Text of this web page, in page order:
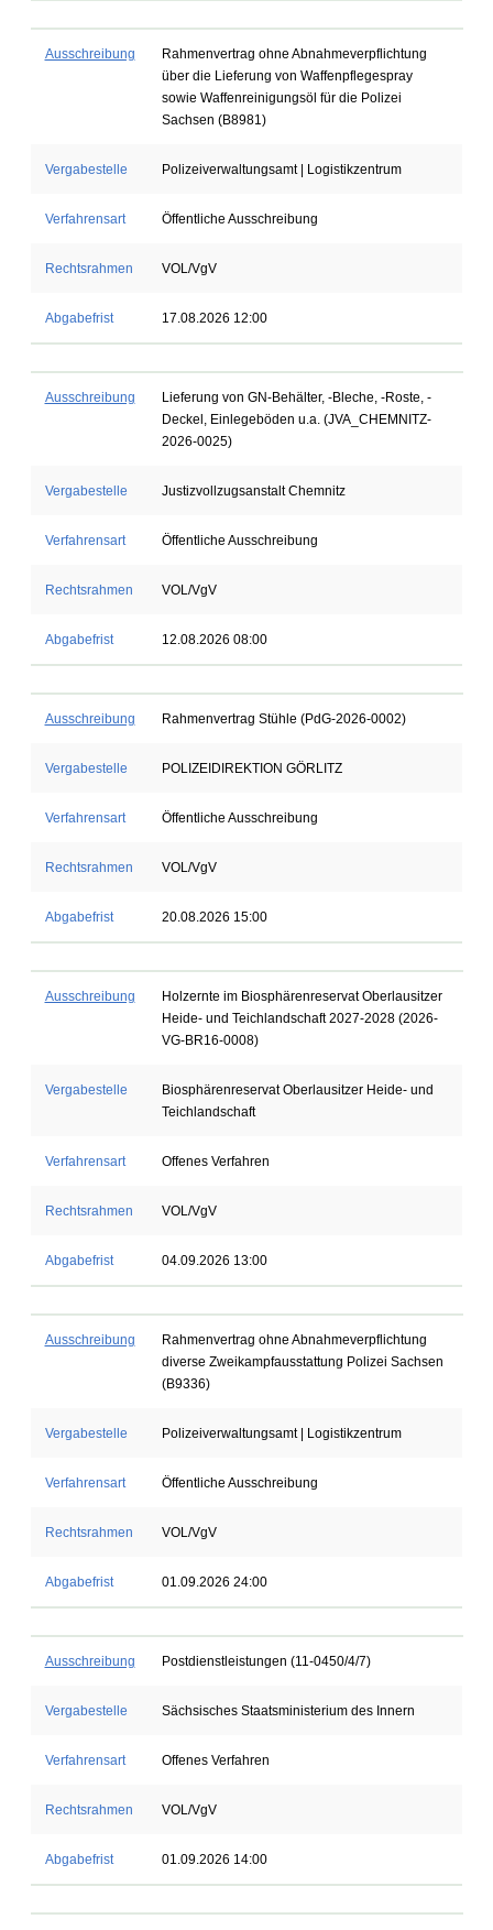
Ausschreibung
Rahmenvertrag ohne Abnahmeverpflichtung
über die Lieferung von Waffenpflegespray
sowie Waffenreinigungsöl für die Polizei
Sachsen (B8981)
Vergabestelle Polizeiverwaltungsamt | Logistikzentrum
Verfahrensart Öffentliche Ausschreibung
Rechtsrahmen VOL/VgV
Abgabefrist 17.08.2026 12:00
Ausschreibung
Lieferung von GN-Behälter, -Bleche, -Roste, -
Deckel, Einlegeböden u.a. (JVA_CHEMNITZ-
2026-0025)
Vergabestelle Justizvollzugsanstalt Chemnitz
Verfahrensart Öffentliche Ausschreibung
Rechtsrahmen VOL/VgV
Abgabefrist 12.08.2026 08:00
Ausschreibung Rahmenvertrag Stühle (PdG-2026-0002)
Vergabestelle POLIZEIDIREKTION GÖRLITZ
Verfahrensart Öffentliche Ausschreibung
Rechtsrahmen VOL/VgV
Abgabefrist 20.08.2026 15:00
Ausschreibung
Holzernte im Biosphärenreservat Oberlausitzer
Heide- und Teichlandschaft 2027-2028 (2026-
VG-BR16-0008)
Vergabestelle
Biosphärenreservat Oberlausitzer Heide- und
Teichlandschaft
Verfahrensart Offenes Verfahren
Rechtsrahmen VOL/VgV
Abgabefrist 04.09.2026 13:00
Ausschreibung
Rahmenvertrag ohne Abnahmeverpflichtung
diverse Zweikampfausstattung Polizei Sachsen
(B9336)
Vergabestelle Polizeiverwaltungsamt | Logistikzentrum
Verfahrensart Öffentliche Ausschreibung
Rechtsrahmen VOL/VgV
Abgabefrist 01.09.2026 24:00
Ausschreibung Postdienstleistungen (11-0450/4/7)
Vergabestelle Sächsisches Staatsministerium des Innern
Verfahrensart Offenes Verfahren
Rechtsrahmen VOL/VgV
Abgabefrist 01.09.2026 14:00